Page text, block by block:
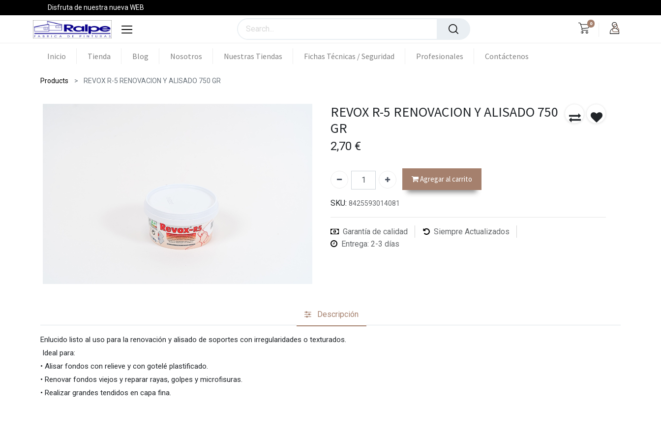
Disfruta de nuestra nueva WEB
0
Inicio Tienda Blog Nosotros Nuestras Tiendas Fichas Técnicas / Seguridad Profesionales Contáctenos
Products REVOX R-5 RENOVACION Y ALISADO 750 GR
REVOX R-5 RENOVACION Y ALISADO 750
GR
2,70 €
Agregar al carrito
SKU: 8425593014081
Garantía de calidad
Siempre Actualizados
Entrega: 2-3 días
Descripción
Enlucido listo al uso para la renovación y alisado de soportes con irregularidades o texturados.
Ideal para:
• Alisar fondos con relieve y con gotelé plastificado.
• Renovar fondos viejos y reparar rayas, golpes y microfisuras.
• Realizar grandes tendidos en capa fina.